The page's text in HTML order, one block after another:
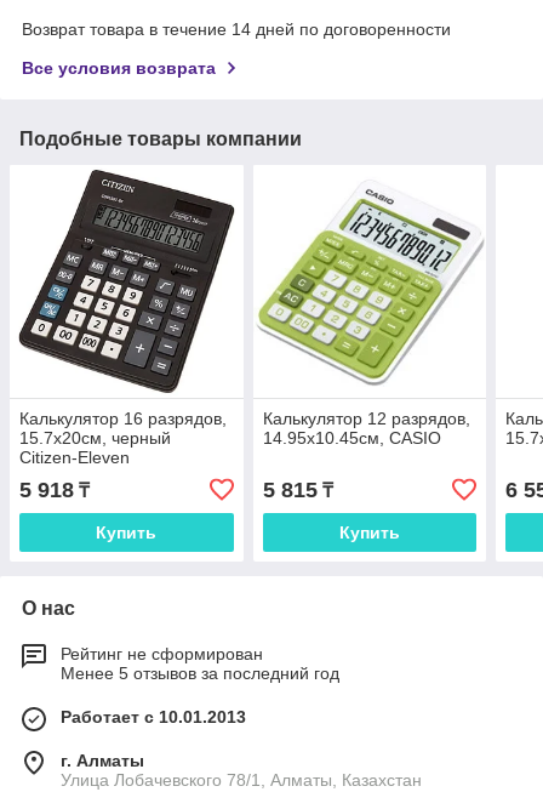
Возврат товара в течение 14 дней по договоренности
Все условия возврата
Подобные товары компании
Калькулятор 16 разрядов,
15.7x20см, черный
Citizen-Eleven
5 918 ₸
Купить
Калькулятор 12 разрядов,
14.95x10.45см, CASIO
5 815₸
Купить
6
О нас
Рейтинг не сформирован
Менее 5 отзывов за последний год
Работает с 10.01.2013
г. Алматы
Улица Лобачевского 78/1, Алматы, Казахстан